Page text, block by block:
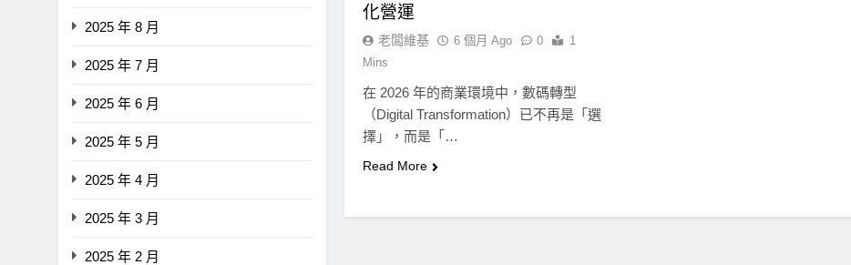
2025 年 8 月
2025 年 7 月
2025 年 6 月
2025 年 5 月
2025 年 4 月
2025 年 3 月
2025 年 2 月
化營運
老闆維基 6 個月 Ago 0
1
Mins
在 2026 年的商業環境中，數碼轉型
（Digital Transformation）已不再是「選
擇」，而是「…
Read More